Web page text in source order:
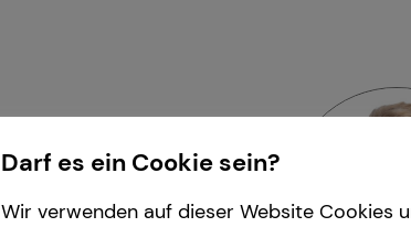
Darf es ein Cookie sein?
Wir verwenden auf dieser Website Cookies